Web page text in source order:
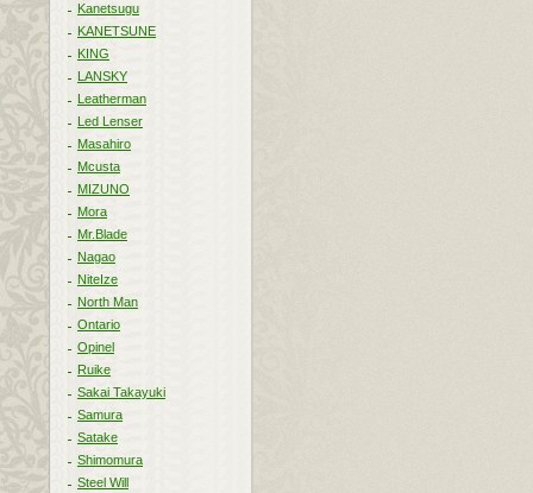
Kanetsugu
KANETSUNE
KING
LANSKY
Leatherman
Led Lenser
Masahiro
Mcusta
MIZUNO
Mora
Mr.Blade
Nagao
NiteIze
North Man
Ontario
Opinel
Ruike
Sakai Takayuki
Samura
Satake
Shimomura
Steel Will